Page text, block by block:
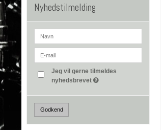
Nyhedstilmelding
Jeg vil gerne tilmeldes
nyhedsbrevet
Godkend